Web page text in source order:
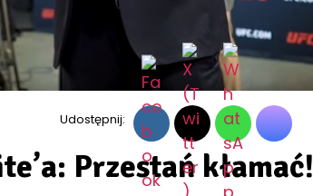
Udostępnij:
Przestań kłamać!